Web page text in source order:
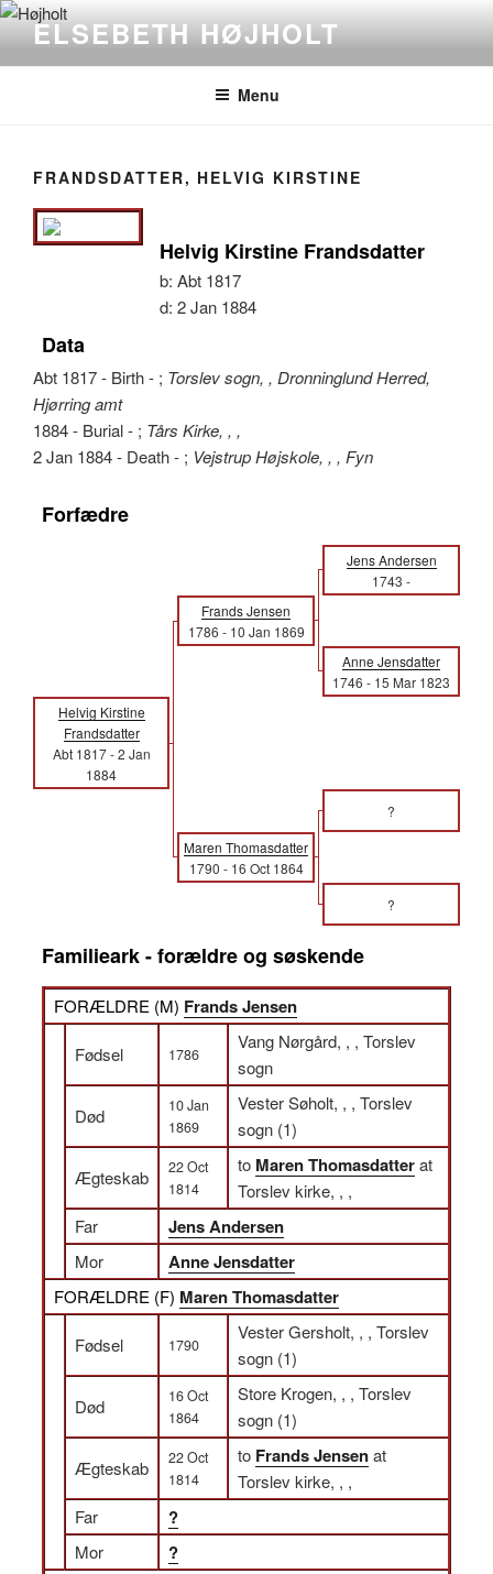
Videre
indhold
ELSEBETH HØJHOLT
Menu
FRANDSDATTER, HELVIG KIRSTINE
Helvig Kirstine Frandsdatter
b: Abt 1817
d: 2 Jan 1884
Data
Abt 1817 - Birth - ; Torslev sogn, , Dronninglund Herred,
Hjørring amt
1884 - Burial - ; Tårs Kirke, , ,
2 Jan 1884 - Death - ; Vejstrup Højskole, , , Fyn
Forfædre
Jens Andersen
1743 -
Frands Jensen
1786 - 10 Jan 1869
Anne Jensdatter
1746 - 15 Mar 1823
Helvig Kirstine
Frandsdatter
Abt 1817-2 Jan
1884
?
Maren Thomasdatter
1790 - 16 Oct 1864
?
Familieark - forældre og søskende
FORÆLDRE (M) Frands Jensen
Fødsel 1786
Vang Nørgård, , , Torslev
sogn
Død
10 Jan
1869
Vester Søholt, , , Torslev
sogn (1)
Ægteskab
22 Oct
1814
to Maren Thomasdatterat
Torslev kirke, , ,
Far
Jens Andersen
Mor Anne Jensdatter
FORÆLDRE (F) Maren Thomasdatter
Fødsel 1790
Vester Gersholt, , , Torslev
sogn (1)
Død
16 Oct
1864
Store Krogen, , , Torslev
sogn (1)
Ægteskab
22 Oct
1814
to Frands Jensenat
Torslev kirke, , ,
Far
?
Mor ?